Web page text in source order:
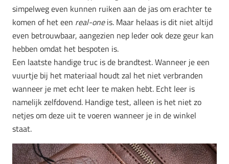
simpelweg even kunnen ruiken aan de jas om erachter te
komen of het een real-oneis. Maar helaas is dit niet altijd
even betrouwbaar, aangezien nep leder ook deze geur kan
hebben omdat het bespoten is.
Een laatste handige truc is de brandtest. Wanneer je een
vuurtje bij het materiaal houdt zal het niet verbranden
wanneer je met echt leer te maken hebt. Echt leer is
namelijk zelfdovend. Handige test, alleen is het niet zo
netjes om deze uit te voeren wanneer je in de winkel
staat.